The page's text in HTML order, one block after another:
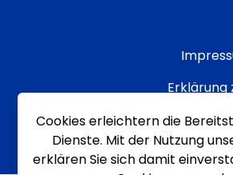
Erklärung
Cookies erleichtern die
Dienste. Mit der Nutzung
erklären Sie sich damit